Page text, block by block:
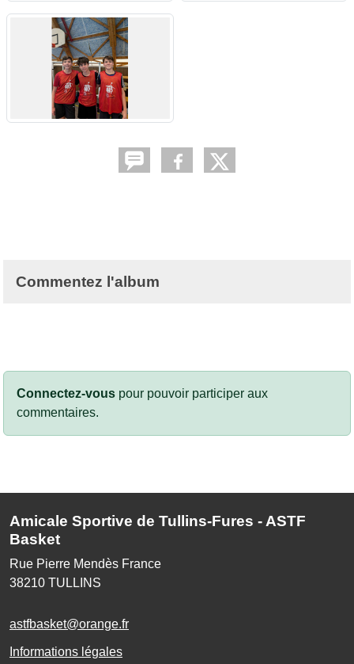
Commentez l'album
Connectez-vous pour pouvoir participer aux
commentaires.
Amicale Sportive de Tullins-Fures - ASTF
Basket
Rue Pierre Mendès France
38210 TULLINS
astfbasket@orange.fr
Informations légales